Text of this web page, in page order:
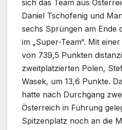
sich das Team aus
Daniel Tschofenig und
sechs Sprüngen am Ende
im „Super-Team“. Mit
von 739,5 Punkten
zweitplatzierten Polen,
Wasek, um 13,6 Punkte.
hatte nach Durchgang
Österreich in Führung
Spitzenplatz noch an die